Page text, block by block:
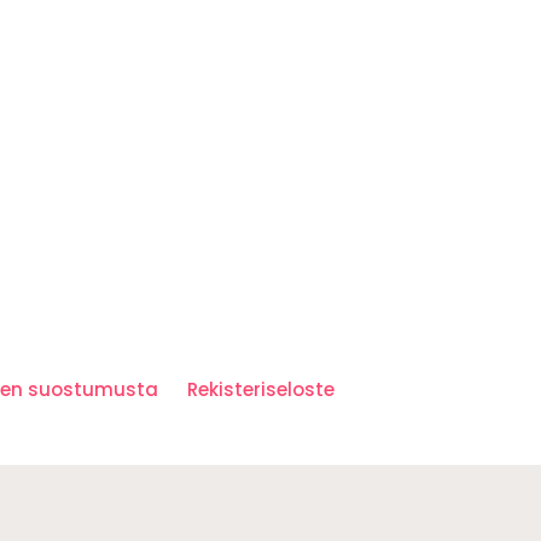
suostumusta Rekisteriseloste